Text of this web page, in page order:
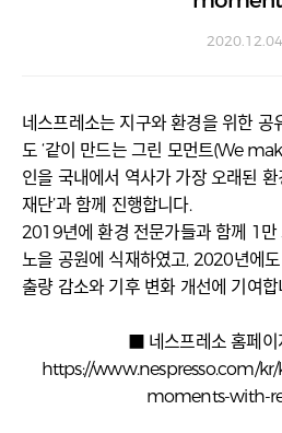
2020.12.04
네스프레소는 지구와 환경을 위한 공
도 ‘같이 만드는 그린 모먼트(We
인을 국내에서 역사가 가장 오래된 환
재단’과 함께 진행합니다.
2019년에 환경 전문가들과 함께 1만
노을 공원에 식재하였고, 2020년에
출량 감소와 기후 변화 개선에 기여합
■ 네스프레소 홈페이
https://www.nespresso.com/
moments-with-